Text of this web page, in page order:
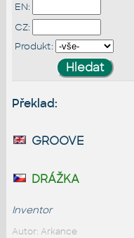
EN:
CZ:
Produkt:
Překlad:
groove
drážka
Inventor
Autor: Arkance